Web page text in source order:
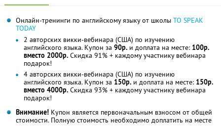
Онлайн-тренинги по английскому языку от школы TO SPEAK
TODAY
2 авторских викки-вебинара (США) по изучению
английского языка. Купон за 90р. и доплата на месте: 100р.
вместо 2000р. Скидка 91% + каждому участнику вебинара
подарок!
4 авторских викки-вебинара (США) по изучению
английского языка. Купон за 150р. и доплата на месте: 150р.
вместо 4000р. Скидка 93% + каждому участнику вебинара
подарок!
Внимание! Купон является первоначальным взносом от общей
стоимости. Полную стоимость необходимо доплатить на месте